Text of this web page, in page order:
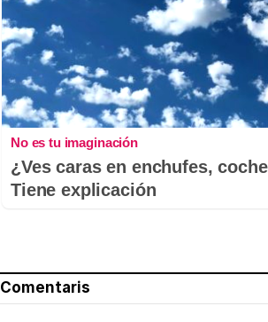
No es tu imaginación
¿Ves caras en enchufes,
Tiene explicación
Comentaris